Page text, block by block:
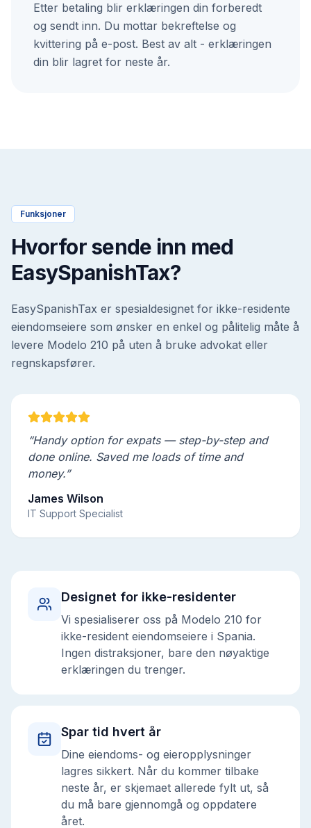
Etter betaling blir erklæringen din forberedt
og sendt inn. Du mottar bekreftelse og
kvittering på e-post. Best av alt - erklæringen
din blir lagret for neste år.
Funksjoner
Hvorfor sende inn med
EasySpanishTax?
EasySpanishTax er spesialdesignet for ikke-residente
eiendomseiere som ønsker en enkel og pålitelig måte å
levere Modelo 210 på uten å bruke advokat eller
regnskapsfører.
“Handy option for expats — step-by-step and
done online. Saved me loads of time and
money.”
James Wilson
IT Support Specialist
Designet for ikke-residenter
Vi spesialiserer oss på Modelo 210 for
ikke-resident eiendomseiere i Spania.
Ingen distraksjoner, bare den nøyaktige
erklæringen du trenger.
Spar tid hvert år
Dine eiendoms- og eieropplysninger
lagres sikkert. Når du kommer tilbake
neste år, er skjemaet allerede fylt ut, så
du må bare gjennomgå og oppdatere
året.